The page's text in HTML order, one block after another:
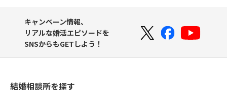
キャンペーン情報、
リアルな婚活エピソードを
SNSからもGETしよう！
結婚相談所を探す